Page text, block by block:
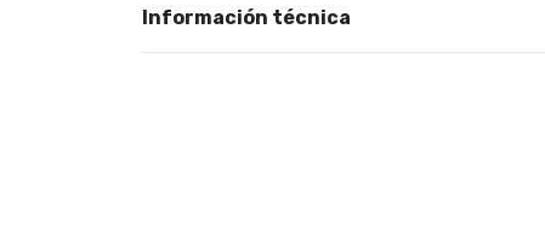
Información técnica